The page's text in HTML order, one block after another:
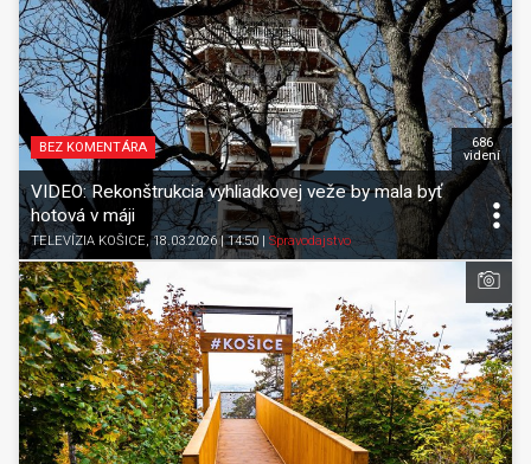
BEZ KOMENTÁRA
VIDEO: Rekonštrukcia vyhliadkovej veže by mala byť
hotová v máji
TELEVÍZIA KOŠICE, 18.03.2026 | 14:50 Spravodajstvo
686
videní